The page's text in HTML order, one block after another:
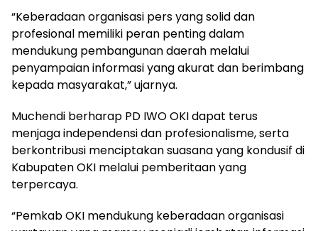
“Keberadaan organisasi pers yang solid dan
profesional memiliki peran penting dalam
mendukung pembangunan daerah melalui
penyampaian informasi yang akurat dan berimbang
kepada masyarakat,” ujarnya.
Muchendi berharap PD IWO OKI dapat terus
menjaga independensi dan profesionalisme, serta
berkontribusi menciptakan suasana yang kondusif di
Kabupaten OKI melalui pemberitaan yang
terpercaya.
“Pemkab OKI mendukung keberadaan organisasi